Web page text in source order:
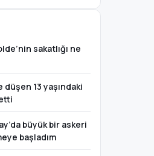
sakatlığı ne
düşen 13 yaşındaki
büyük bir askeri
başladım